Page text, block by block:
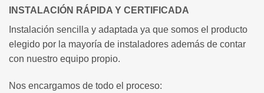
INSTALACIÓN RÁPIDA Y CERTIFICADA
Instalación sencilla y adaptada ya que somos el producto
elegido por la mayoría de instaladores además de contar
con nuestro equipo propio.
Nos encargamos de todo el proceso: